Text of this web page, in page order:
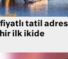
fiyatlı tatil
ilk ikide